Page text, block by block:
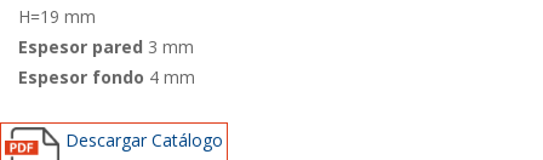
H=19 mm
Espesor pared 3 mm
Espesor fondo 4 mm
Descargar Catálogo